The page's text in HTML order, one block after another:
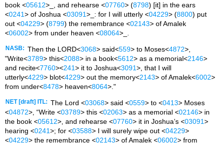
book <05612>_, and rehearse <07760> (8798) [it] in the ears
<0241> of Joshua <03091>_: for I will utterly <04229> (8800) put
out <04229> (8799) the remembrance <02143> of Amalek
<06002> from under heaven <08064>_.
NASB: Then the LORD<3068> said<559> to Moses<4872>,
"Write<3789> this<2088> in a book<5612> as a memorial<2146>
and recite<7760><241> it to Joshua<3091>, that I will
utterly<4229> blot<4229> out the memory<2143> of Amalek<6002>
from under<8478> heaven<8064>."
NET [draft] ITL: The Lord <03068> said <0559> to <0413> Moses
<04872>, “Write <03789> this <02063> as a memorial <02146> in
the book <05612>, and rehearse <07760> it in Joshua’s <03091>
hearing <0241>; for <03588> I will surely wipe out <04229>
<04229> the remembrance <02143> of Amalek <06002> from